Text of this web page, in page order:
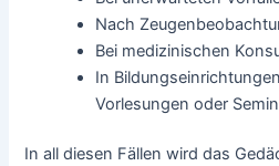
Nach
Bei medizinischen
In
Vorlesungen oder
In all diesen Fällen wird das